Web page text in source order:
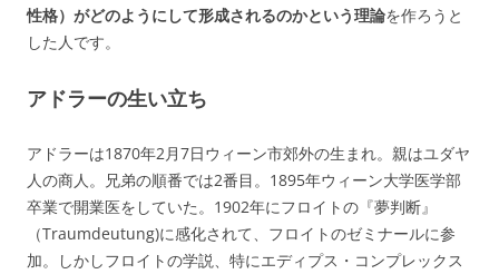
性格）がどのようにして形成されるのかという理論を作ろうと
した人です。
アドラーの生い立ち
アドラーは1870年2月7日ウィーン市郊外の生まれ。親はユダヤ
人の商人。兄弟の順番では2番目。1895年ウィーン大学医学部
卒業で開業医をしていた。1902年にフロイトの『夢判断』
（Traumdeutung)に感化されて、フロイトのゼミナールに参
加。しかしフロイトの学説、特にエディプス・コンプレックス